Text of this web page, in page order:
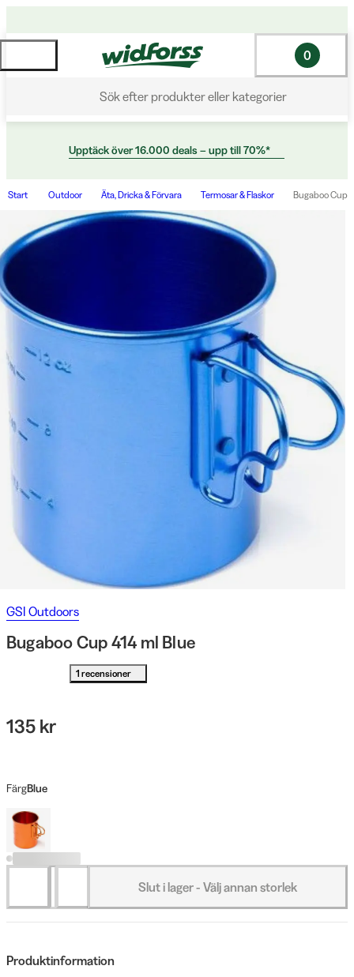
Sök efter produkter eller kategorier
0
Upptäck över 16.000 deals – upp till 70%*
Start Outdoor Äta, Dricka & Förvara Termosar & Flaskor Bugaboo Cup
GSI Outdoors
Bugaboo Cup 414 ml Blue
1 recensioner
135 kr
FärgBlue
Slut i lager - Välj annan storlek
Produktinformation